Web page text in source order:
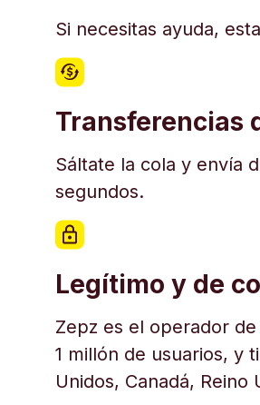
Si necesitas ayuda,
Transferencias
Sáltate la cola y envía
segundos.
Legítimo y de
Zepz es el operador
1 millón de usuarios, y
Unidos, Canadá, Reino